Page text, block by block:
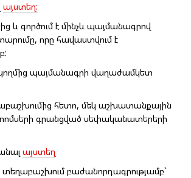
այստեղ:
և գործում է մինչև պայմանագրով
որը հավաստվում է
կողմից պայմանագրի վաղաժամկետ
հետո, մեկ աշխատանքային
գրանցված սեփականատերերի
այստեղ
բաժանորդագրությամբ`